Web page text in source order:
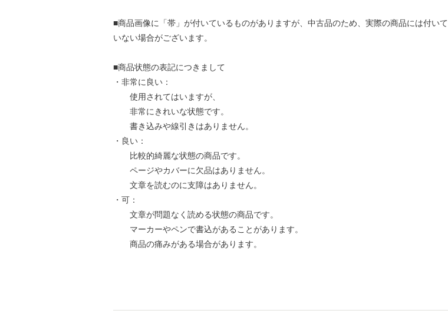
■商品画像に「帯」が付いているものがありますが、中古品のため、実際の商品には付いて
いない場合がございます。
■商品状態の表記につきまして
・非常に良い：
使用されてはいますが、
非常にきれいな状態です。
書き込みや線引きはありません。
・良い：
比較的綺麗な状態の商品です。
ページやカバーに欠品はありません。
文章を読むのに支障はありません。
・可：
文章が問題なく読める状態の商品です。
マーカーやペンで書込があることがあります。
商品の痛みがある場合があります。